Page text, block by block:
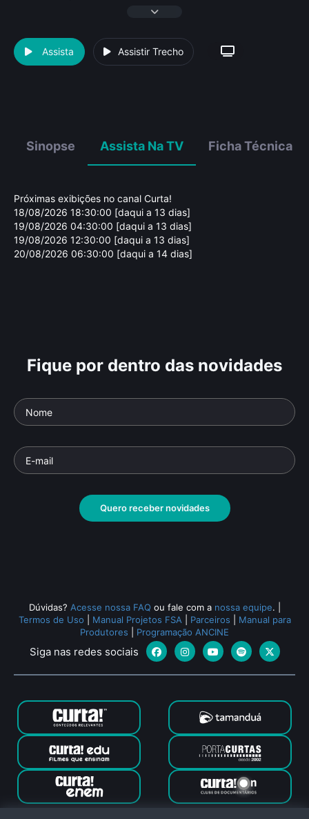
Assista Assistir Trecho
Sinopse Assista Na TV Ficha Técnica
Próximas exibições no canal Curta!
18/08/2026 18:30:00 [daqui a 13 dias]
19/08/2026 04:30:00 [daqui a 13 dias]
19/08/2026 12:30:00 [daqui a 13 dias]
20/08/2026 06:30:00 [daqui a 14 dias]
Parte
Fique por dentro das novidades
Quero receber novidades
Dúvidas? Acesse nossa FAQ ou fale com a nossa equipe.
Termos de Uso
Manual Projetos FSA Parceiros
Manual para
Produtores
Programação ANCINE
Siga nas redes sociais